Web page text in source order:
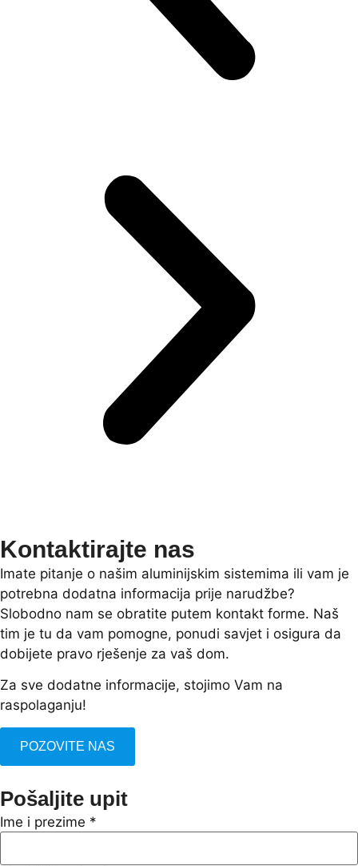
Kontaktirajte nas
Imate pitanje o našim aluminijskim sistemima ili vam je
potrebna dodatna informacija prije narudžbe?
Slobodno nam se obratite putem kontakt forme. Naš
tim je tu da vam pomogne, ponudi savjet i osigura da
dobijete pravo rješenje za vaš dom.
Za sve dodatne informacije, stojimo Vam na
raspolaganju!
POZOVITE NAS
Pošaljite upit
Ime i prezime *